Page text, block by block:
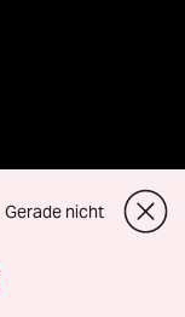
Gerade nicht